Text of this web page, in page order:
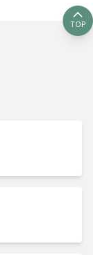
TOP